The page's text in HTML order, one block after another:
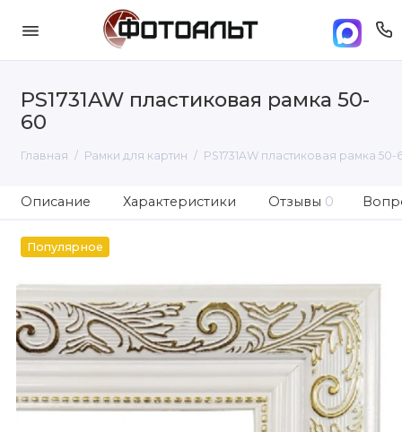
PS1731AW пластиковая рамка 50-
60
Главная Рамки для картин PS1731AW пластиковая рамка 50-
Описание Характеристики Отзывы 0
Популярное